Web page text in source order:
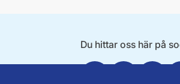
Du hittar oss här på
Facebook
X Instagram